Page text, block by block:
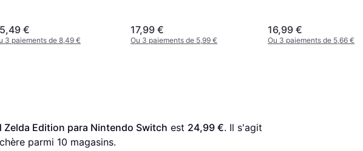
€
3 paiements de 8,49 €
17,99 €
Ou 3 paiements de 5,99 €
16,99 €
Ou 3 paiements de 5,66 €
Zelda Edition para Nintendo Switch est 24,99 €. Il s'agit
parmi 10 magasins.